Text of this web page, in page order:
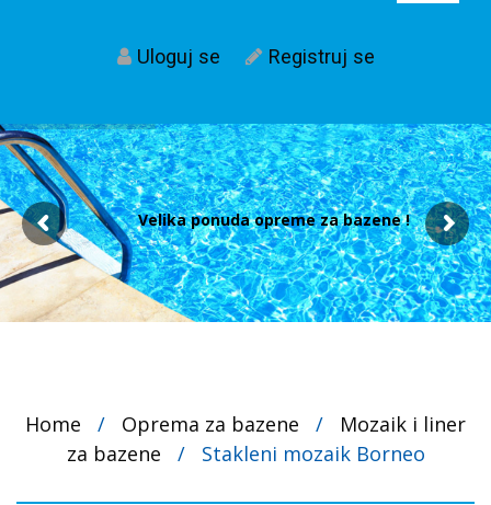
Uloguj se Registruj se
Velika ponuda opreme za bazene !
Home / Oprema za bazene /
Mozaik i liner
za bazene
/ Stakleni mozaik Borneo